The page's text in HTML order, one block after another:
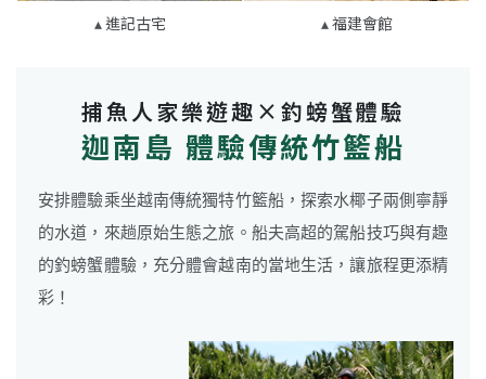
進記古宅 福建會館
捕魚人家樂遊趣×釣螃蟹體驗
迦南島 體驗傳統竹籃船
安排體驗乘坐越南傳統獨特竹籃船，探索水椰子兩側寧靜
的水道，來趟原始生態之旅。船夫高超的駕船技巧與有趣
的釣螃蟹體驗，充分體會越南的當地生活，讓旅程更添精
彩！